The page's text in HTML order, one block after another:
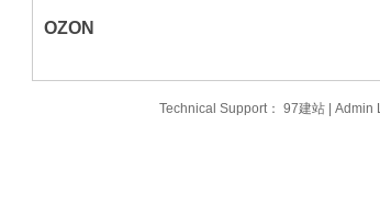
OZON
Technical Support： 97建站| Admin